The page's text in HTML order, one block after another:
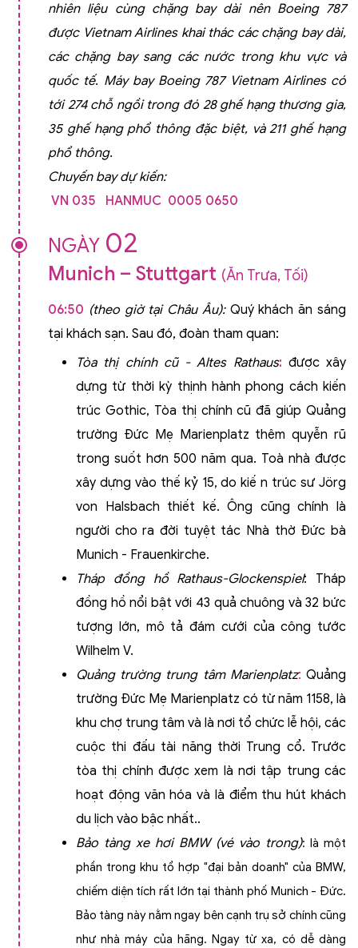
nhiên liệu cùng chặng bay dài nên Boeing 787
được Vietnam Airlines khai thác các chặng bay dài,
các chặng bay sang các nước trong khu vực và
quốc tế. Máy bay Boeing 787 Vietnam Airlines có
tới 274 chỗ ngồi trong đó 28 ghế hạng thương gia,
35 ghế hạng phổ thông đặc biệt, và 211 ghế hạng
phổ thông.
Chuyến bay dự kiến:
VN 035 HANMUC 0005 0650
NGÀY 02
Munich – Stuttgart (Ăn Trưa, Tối)
06:50 (theo giờ tại Châu Âu): Quý khách ăn sáng
tại khách sạn. Sau đó, đoàn tham quan:
Tòa thị chính cũ - Altes Rathaus: được xây
dựng từ thời kỳ thịnh hành phong cách kiến
trúc Gothic, Tòa thị chính cũ đã giúp Quảng
trường Đức Mẹ Marienplatz thêm quyễn rũ
trong suốt hơn 500 năm qua. Toà nhà được
xây dựng vào thế kỷ 15, do kiế n trúc sư Jörg
von Halsbach thiết kế. Ông cũng chính là
người cho ra đời tuyệt tác Nhà thờ Đức bà
Munich - Frauenkirche.
Tháp đồng hồ Rathaus-Glockenspiel: Tháp
đồng hồ nổi bật với 43 quả chuông và 32 bức
tượng lớn, mô tả đám cưới của công tước
Wilhelm V.
Quảng trường trung tâm Marienplatz:Quảng
trường Đức Mẹ Marienplatz có từ năm 1158, là
khu chợ trung tâm và là nơi tổ chức lễ hội, các
cuộc thi đấu tài năng thời Trung cổ. Trước
tòa thị chính được xem là nơi tập trung các
hoạt động văn hóa và là điểm thu hút khách
du lịch vào bậc nhất..
Bảo tàng xe hơi BMW (vé vào trong): là một
phần trong khu tổ hợp "đại bản doanh" của BMW,
chiếm diện tích rất lớn tại thành phố Munich - Đức.
Bảo tàng này nằm ngay bên cạnh trụ sở chính cũng
như nhà máy của hãng. Ngay từ xa, có dễ dàng